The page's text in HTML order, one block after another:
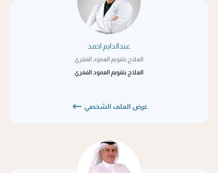
عبدالدايم احمد
العلاج بتقويم العمود الفقري
العلاج بتقويم العمود الفقري
عرض الملف الشخصي